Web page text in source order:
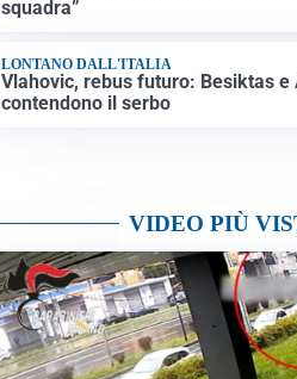
squadra”
LONTANO DALL'ITALIA
Vlahovic, rebus futuro: Besiktas e
contendono il serbo
VIDEO PIÙ